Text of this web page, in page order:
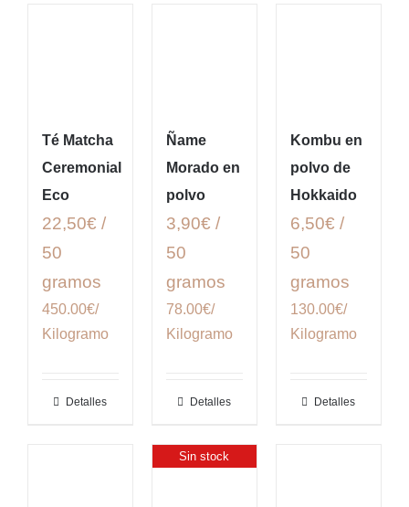
Té Matcha
Ceremonial
Eco
22,50€ /
50
gramos
450.00€/
Kilogramo
Detalles
Ñame
Morado en
polvo
3,90€ /
50
gramos
78.00€/
Kilogramo
Detalles
Kombu en
polvo de
Hokkaido
6,50€ /
50
gramos
130.00€/
Kilogramo
Detalles
Sin stock